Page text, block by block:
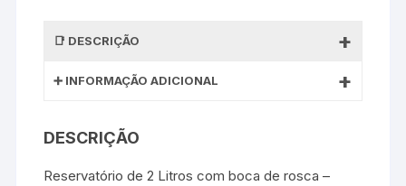
DESCRIÇÃO
INFORMAÇÃO ADICIONAL
DESCRIÇÃO
Reservatório de 2 Litros com boca de rosca –